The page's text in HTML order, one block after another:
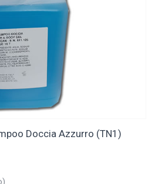
Doccia Azzurro (TN1)